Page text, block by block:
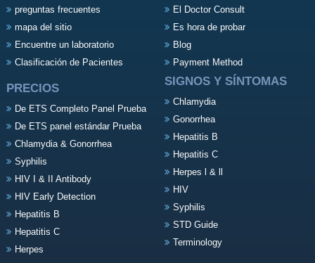
preguntas frecuentes
mapa del sitio
Encuentre un laboratorio
Clasificación de Pacientes
El Doctor Consult
Es hora de probar
Blog
Payment Method
PRECIOS
De ETS Completo Panel Prueba
De ETS panel estándar Prueba
Chlamydia & Gonorrhea
Syphilis
HIV I & II Antibody
HIV Early Detection
Hepatitis B
Hepatitis C
Herpes
SIGNOS Y SÍNTOMAS
Chlamydia
Gonorrhea
Hepatitis B
Hepatitis C
Herpes l & ll
HIV
Syphilis
STD Guide
Terminology